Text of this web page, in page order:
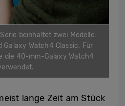
beinhaltet zwei Modelle:
Galaxy Watch4 Classic. Für
die 40-mm-Galaxy Watch4
lange Zeit am Stück